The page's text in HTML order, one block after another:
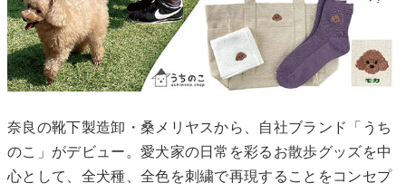
奈良の靴下製造卸・桑メリヤスから、自社ブランド「うち
のこ」がデビュー。愛犬家の日常を彩るお散歩グッズを中
心として、全犬種、全色を刺繍で再現することをコンセプ